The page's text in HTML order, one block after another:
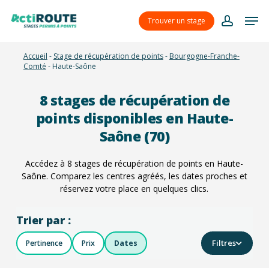
Trouver un stage
account
Accueil - Stage de récupération de points- Bourgogne-Franche-
Comté - Haute-Saône
8stages de récupération de
points disponibles en Haute-
Saône (70)
Accédez à8 stages de récupération de points en Haute-
Saône. Comparez les centres agréés, les dates proches et
réservez votre place en quelques clics.
Trier par :
Pertinence Prix Dates Filtres